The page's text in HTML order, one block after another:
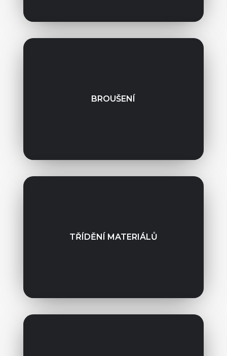
BROUŠENÍ
TŘÍDĚNÍ MATERIÁLŮ